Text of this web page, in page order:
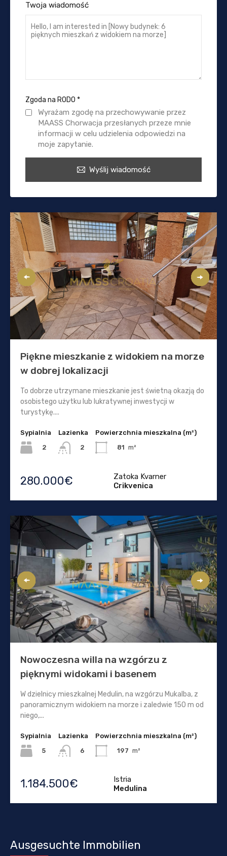
Twoja wiadomość
Zgoda na RODO *
Wyrażam zgodę na przechowywanie przez
MAASS Chorwacja przesłanych przeze mnie
informacji w celu udzielenia odpowiedzi na
moje zapytanie.
Wyślij wiadomość
Piękne mieszkanie z widokiem na morze
w dobrej lokalizacji
To dobrze utrzymane mieszkanie jest świetną okazją do
osobistego użytku lub lukratywnej inwestycji w
turystykę....
Sypialnia
2
Lazienka
2
Powierzchnia mieszkalna (m²)
81 m²
280.000€
Zatoka Kvarner
Crikvenica
Nowoczesna willa na wzgórzu z
pięknymi widokami i basenem
W dzielnicy mieszkalnej Medulin, na wzgórzu Mukalba, z
panoramicznym widokiem na morze i zaledwie 150 m od
niego,...
Sypialnia
5
Lazienka
6
Powierzchnia mieszkalna (m²)
197 m²
1.184.500€
Istria
Medulina
Ausgesuchte Immobilien